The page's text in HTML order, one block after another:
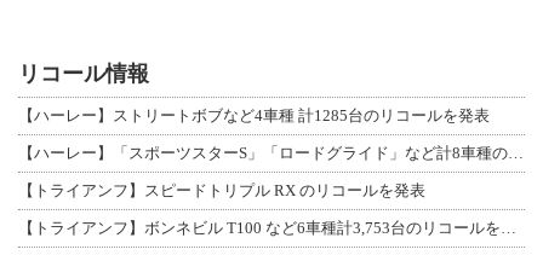
リコール情報
【ハーレー】ストリートボブなど4車種 計1285台のリコールを発表
【ハーレー】「スポーツスターS」「ロードグライド」など計8車種のリコールを発表
【トライアンフ】スピードトリプル RX のリコールを発表
【トライアンフ】ボンネビル T100 など6車種計3,753台のリコールを発表